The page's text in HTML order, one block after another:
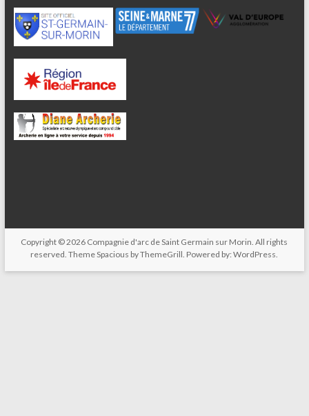
Copyright © 2026 Compagnie d'arc de Saint Germain sur Morin . All rights
reserved. ThemeSpacious by ThemeGrill. Powered by:WordPress